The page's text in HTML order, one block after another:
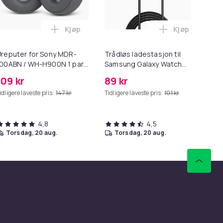
i handlekurveni Black i handlekurven
for Sony MDR-
/ WH-H900N 1 par
H900N
kr
laveste pris: 147 kr
Legg Øreputer for Sony MDR-100ABN / WH-
Kjøp
4,8
torsdag, 20 aug.
Trådløs ladestasjon til
Samsung Galaxy Watch
89 kr
Tidligere laveste pris: 101 kr
Legg
Kjøp
4,5
torsdag, 20 aug.